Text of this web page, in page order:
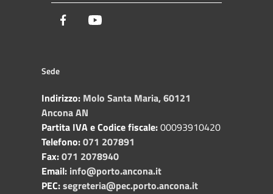
Facebook
Sede
Indirizzo: Molo Santa Maria, 60121
Ancona AN
Partita IVA e Codice fiscale:00093910420
Telefono:071 207891
Fax:071 2078940
Email: info@porto.ancona.it
PEC:segreteria@pec.porto.ancona.it